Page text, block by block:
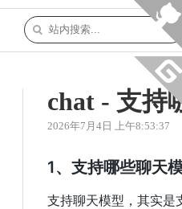
chat - 支持
2026年7月4日 上午8:53:37
1、支持哪些聊天
支持聊天模型，其实